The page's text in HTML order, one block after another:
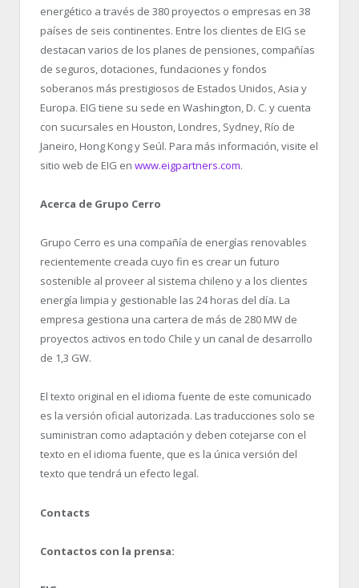
energético a través de 380 proyectos o empresas en 38
países de seis continentes. Entre los clientes de EIG se
destacan varios de los planes de pensiones, compañías
de seguros, dotaciones, fundaciones y fondos
soberanos más prestigiosos de Estados Unidos, Asia y
Europa. EIG tiene su sede en Washington, D. C. y cuenta
con sucursales en Houston, Londres, Sydney, Río de
Janeiro, Hong Kong y Seúl. Para más información, visite el
sitio web de EIG en www.eigpartners.com.
Acerca de Grupo Cerro
Grupo Cerro es una compañía de energías renovables
recientemente creada cuyo fin es crear un futuro
sostenible al proveer al sistema chileno y a los clientes
energía limpia y gestionable las 24 horas del día. La
empresa gestiona una cartera de más de 280 MW de
proyectos activos en todo Chile y un canal de desarrollo
de 1,3 GW.
El texto original en el idioma fuente de este comunicado
es la versión oficial autorizada. Las traducciones solo se
suministran como adaptación y deben cotejarse con el
texto en el idioma fuente, que es la única versión del
texto que tendrá un efecto legal.
Contacts
Contactos con la prensa: